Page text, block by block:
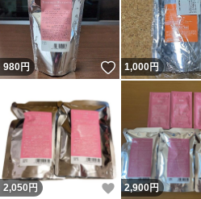
980円 いいね！
1,000円
2,050 円 いいね！
2,900円